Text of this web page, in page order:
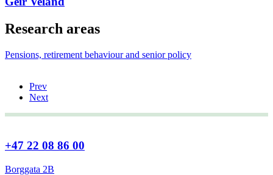
Research areas
Pensions, retirement behaviour and senior policy
Prev
Next
+47 22 08 86 00
Borggata 2B